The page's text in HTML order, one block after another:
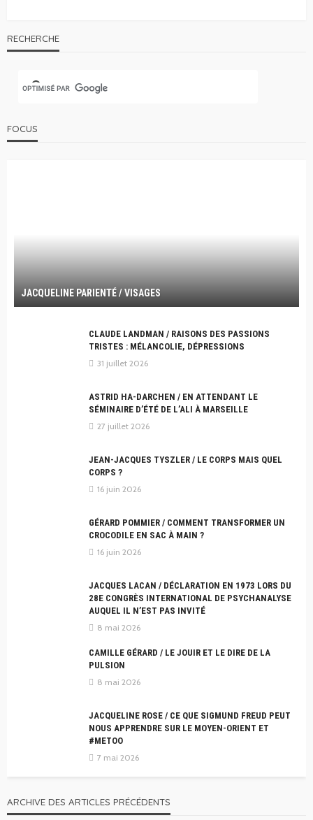
RECHERCHE
FOCUS
JACQUELINE PARIENTÉ / VISAGES
CLAUDE LANDMAN / RAISONS DES PASSIONS
TRISTES : MÉLANCOLIE, DÉPRESSIONS
31 juillet 2026
ASTRID HA-DARCHEN / EN ATTENDANT LE
SÉMINAIRE D’ÉTÉ DE L’ALI À MARSEILLE
27 juillet 2026
JEAN-JACQUES TYSZLER / LE CORPS MAIS QUEL
CORPS ?
16 juin 2026
GÉRARD POMMIER / COMMENT TRANSFORMER UN
CROCODILE EN SAC À MAIN ?
16 juin 2026
JACQUES LACAN / DÉCLARATION EN 1973 LORS DU
28E CONGRÈS INTERNATIONAL DE PSYCHANALYSE
AUQUEL IL N’EST PAS INVITÉ
8 mai 2026
CAMILLE GÉRARD / LE JOUIR ET LE DIRE DE LA
PULSION
8 mai 2026
JACQUELINE ROSE / CE QUE SIGMUND FREUD PEUT
NOUS APPRENDRE SUR LE MOYEN-ORIENT ET
#METOO
7 mai 2026
ARCHIVE DES ARTICLES PRÉCÉDENTS